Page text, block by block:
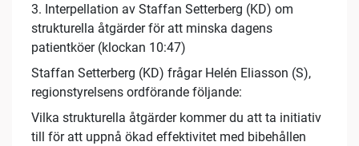
3. Interpellation av Staffan Setterberg (KD) om
strukturella åtgärder för att minska dagens
patientköer (klockan 10:47)
Staffan Setterberg (KD) frågar Helén Eliasson (S),
regionstyrelsens ordförande följande:
Vilka strukturella åtgärder kommer du att ta initiativ
till för att uppnå ökad effektivitet med bibehållen